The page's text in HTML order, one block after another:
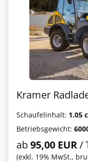
Kramer
Schaufelinhalt: 1.05
Betriebsgewicht:
ab95,00 EUR/
(exkl. 19% MwSt.,